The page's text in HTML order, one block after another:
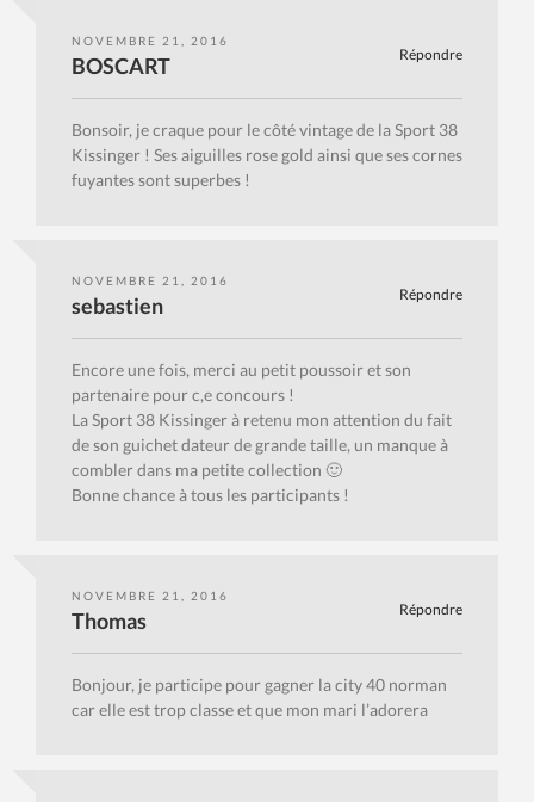
NOVEMBRE 21, 2016
Répondre
BOSCART
Bonsoir, je craque pour le côté vintage de la Sport 38
Kissinger ! Ses aiguilles rose gold ainsi que ses cornes
fuyantes sont superbes !
NOVEMBRE 21, 2016
Répondre
sebastien
Encore une fois, merci au petit poussoir et son
partenaire pour c,e concours !
La Sport 38 Kissinger à retenu mon attention du fait
de son guichet dateur de grande taille, un manque à
combler dans ma petite collection 🙂
Bonne chance à tous les participants !
NOVEMBRE 21, 2016
Répondre
Thomas
Bonjour, je participe pour gagner la city 40 norman
car elle est trop classe et que mon mari l’adorera